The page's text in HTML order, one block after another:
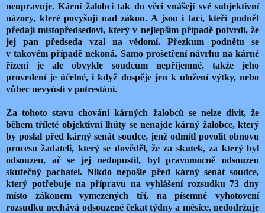
neupravuje. Kární žalobci tak do věci vnášejí své subjektivní
názory, které povyšují nad zákon. A jsou i tací, kteří podnět
předají místopředsedovi, který v nejlepším případě potvrdí, že
jej pan předseda vzal na vědomí. Přezkum podnětu se
v takovém případě nekoná. Samo prošetření návrhu na kárné
řízení je ale obvykle soudcům nepříjemné, takže jeho
provedení je účelné, i když dospěje jen k uložení výtky, nebo
vůbec nevyústí v potrestání.
Za tohoto stavu chování kárných žalobců se nelze divit, že
během tříleté objektivní lhůty se nenajde kárný žalobce, který
by poslal před kárný senát soudce, jenž odmítl povolit obnovu
procesu žadateli, který se dověděl, že za skutek, za který byl
odsouzen, ač se jej nedopustil, byl pravomocně odsouzen
skutečný pachatel. Nikdo nepošle před kárný senát soudce,
který potřebuje na přípravu na vyhlášení rozsudku 73 dny
místo zákonem vymezených tří, na písemné vyhotovení
rozsudku nechává odsouzené čekat týdny a měsíce, nedodržuje